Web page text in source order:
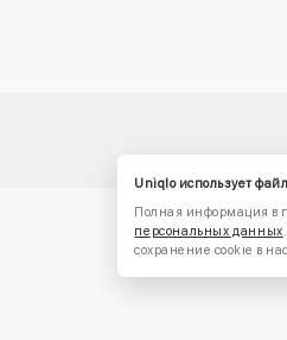
Uniqlo использует
Полная информация в
персональных данных
сохранение cookie в